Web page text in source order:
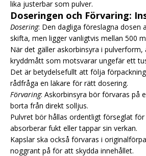
lika justerbar som pulver.
Doseringen och Förvaring:
Dosering: Den dagliga föreslagna dosen
skifta, men ligger vanligtvis mellan 500
När det gäller askorbinsyra i
kryddmått som motsvarar ungefär ett
Det är betydelsefullt att följa
rådfråga en läkare för rätt dosering.
Förvaring: Askorbinsyra bör förvaras på
borta från direkt solljus.
Pulvret bör hållas ordentligt förseglat
absorberar fukt eller tappar sin verkan.
Kapslar ska också förvaras i
noggrant på för att skydda innehållet.